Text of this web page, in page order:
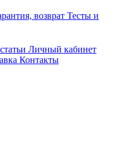
возврат Тесты и
Личный кабинет
Контакты